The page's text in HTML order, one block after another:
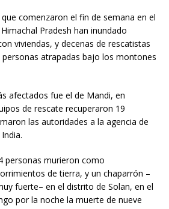
comenzaron el fin de semana en el
Pradesh han inundado
viviendas, y decenas de rescatistas
atrapadas bajo los montones
afectados fue el de Mandi, en
de rescate recuperaron 19
las autoridades a la agencia de
personas murieron como
de tierra, y un chaparrón –
fuerte– en el distrito de Solan, en el
por la noche la muerte de nueve